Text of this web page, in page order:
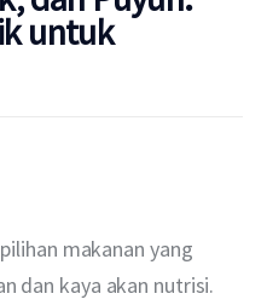
untuk
makanan yang
dan kaya akan nutrisi.